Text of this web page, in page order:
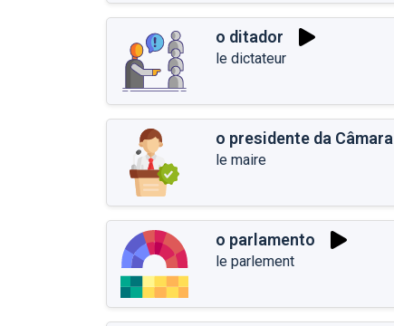
o ditador
le dictateur
o presidente da Câmara
le maire
o parlamento
le parlement